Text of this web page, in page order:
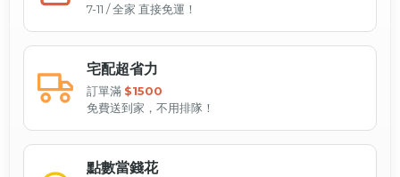
7-11 / 全家 直接免運！
宅配超省力
訂單滿 $1500
免費送到家，不用排隊！
點數當錢花